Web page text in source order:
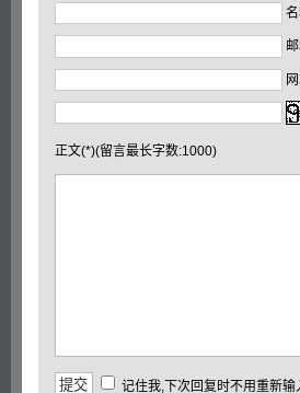
正文(*)(留言最长字数:1000)
记住我,下次回复时不用重新输